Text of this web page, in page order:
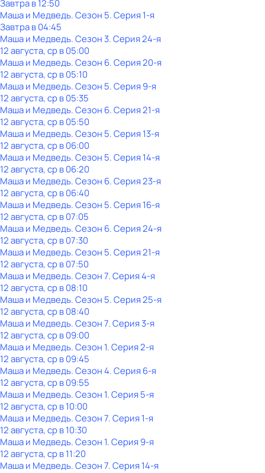
Завтра в 12:50
Маша и Медведь. Сезон 5. Серия 1-я
Завтра в 04:45
Маша и Медведь. Сезон 3. Серия 24-я
12 августа, ср в 05:00
Маша и Медведь. Сезон 6. Серия 20-я
12 августа, ср в 05:10
Маша и Медведь. Сезон 5. Серия 9-я
12 августа, ср в 05:35
Маша и Медведь. Сезон 6. Серия 21-я
12 августа, ср в 05:50
Маша и Медведь. Сезон 5. Серия 13-я
12 августа, ср в 06:00
Маша и Медведь. Сезон 5. Серия 14-я
12 августа, ср в 06:20
Маша и Медведь. Сезон 6. Серия 23-я
12 августа, ср в 06:40
Маша и Медведь. Сезон 5. Серия 16-я
12 августа, ср в 07:05
Маша и Медведь. Сезон 6. Серия 24-я
12 августа, ср в 07:30
Маша и Медведь. Сезон 5. Серия 21-я
12 августа, ср в 07:50
Маша и Медведь. Сезон 7. Серия 4-я
12 августа, ср в 08:10
Маша и Медведь. Сезон 5. Серия 25-я
12 августа, ср в 08:40
Маша и Медведь. Сезон 7. Серия 3-я
12 августа, ср в 09:00
Маша и Медведь. Сезон 1. Серия 2-я
12 августа, ср в 09:45
Маша и Медведь. Сезон 4. Серия 6-я
12 августа, ср в 09:55
Маша и Медведь. Сезон 1. Серия 5-я
12 августа, ср в 10:00
Маша и Медведь. Сезон 7. Серия 1-я
12 августа, ср в 10:30
Маша и Медведь. Сезон 1. Серия 9-я
12 августа, ср в 11:20
Маша и Медведь. Сезон 7. Серия 14-я